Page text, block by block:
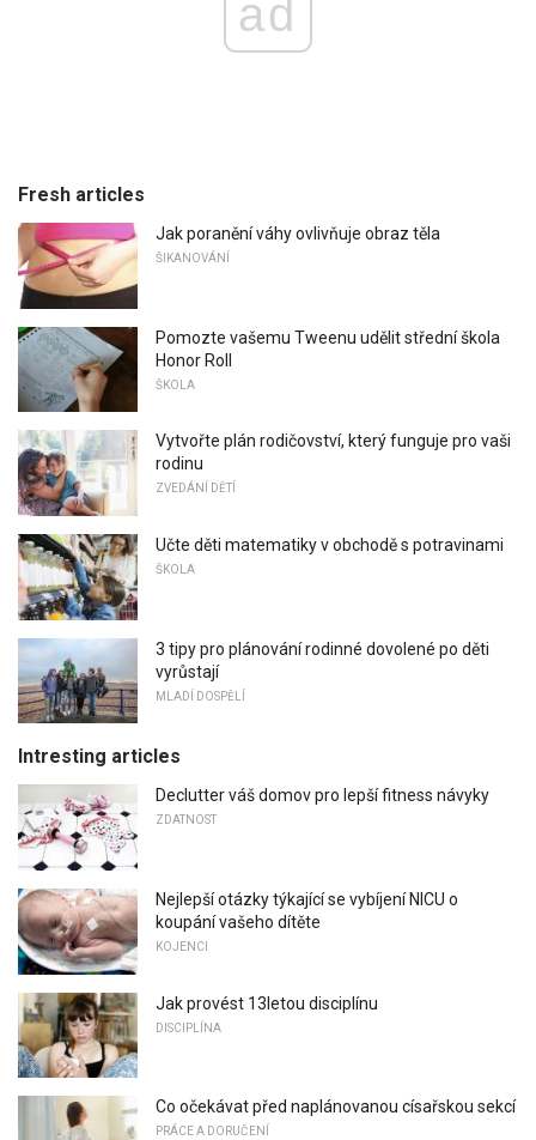
ad
Fresh articles
Jak poranění váhy ovlivňuje obraz těla
ŠIKANOVÁNÍ
Pomozte vašemu Tweenu udělit střední škola
Honor Roll
ŠKOLA
Vytvořte plán rodičovství, který funguje pro vaši
rodinu
ZVEDÁNÍ DĚTÍ
Učte děti matematiky v obchodě s potravinami
ŠKOLA
3 tipy pro plánování rodinné dovolené po děti
vyrůstají
MLADÍ DOSPĚLÍ
Intresting articles
Declutter váš domov pro lepší fitness návyky
ZDATNOST
Nejlepší otázky týkající se vybíjení NICU o
koupání vašeho dítěte
KOJENCI
Jak provést 13letou disciplínu
DISCIPLÍNA
Co očekávat před naplánovanou císařskou sekcí
PRÁCE A DORUČENÍ